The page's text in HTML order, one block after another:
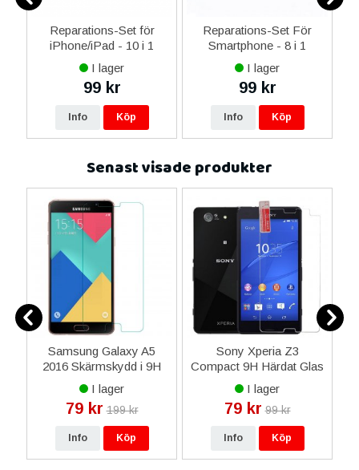
Reparations-Set för
iPhone/iPad - 10 i 1
I lager
99 kr
Info Köp
Reparations-Set För
Smartphone - 8 i 1
I lager
99 kr
Info Köp
Senast visade produkter
Samsung Galaxy A5
2016 Skärmskydd i 9H
Härdat Glas
I lager
79 kr 199 kr
Info Köp
Sony Xperia Z3
Compact 9H Härdat Glas
Skärmskydd
I lager
79 kr 99 kr
Info Köp